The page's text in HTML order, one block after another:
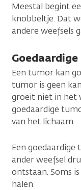
Meestal begint
knobbeltje. Dat
andere weefsels
Een tumor kan
tumor is geen
groeit niet in het
goedaardige
van het lichaam.
Een
ander weefsel
ontstaan. Soms
halen